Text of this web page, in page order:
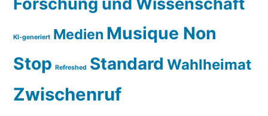
KI-generiert Medien Musique Non
Stop Refreshed Standard Wahlheimat
Zwischenruf